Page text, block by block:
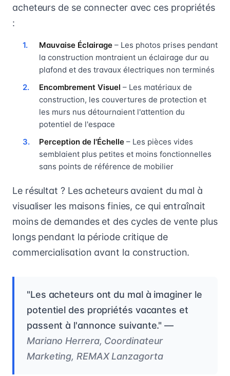
acheteurs de se connecter avec ces propriétés
:
Mauvaise Éclairage – Les photos prises pendant
la construction montraient un éclairage dur au
plafond et des travaux électriques non terminés
Encombrement Visuel – Les matériaux de
construction, les couvertures de protection et
les murs nus détournaient l'attention du
potentiel de l'espace
Perception de l'Échelle – Les pièces vides
semblaient plus petites et moins fonctionnelles
sans points de référence de mobilier
Le résultat ? Les acheteurs avaient du mal à
visualiser les maisons finies, ce qui entraînait
moins de demandes et des cycles de vente plus
longs pendant la période critique de
commercialisation avant la construction.
"Les acheteurs ont du mal à imaginer le
potentiel des propriétés vacantes et
passent à l'annonce suivante." —
Mariano Herrera, Coordinateur
Marketing, REMAX Lanzagorta